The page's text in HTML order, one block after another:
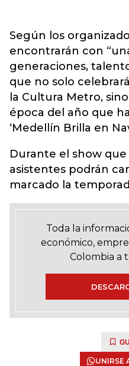
Según los
encontrarán con
generaciones,
que no solo
la Cultura Metro,
época del año que
‘Medellín Brilla en
Durante el show
asistentes podrán
marcado la
Toda la
económico,
Colombia a
UNIRSE